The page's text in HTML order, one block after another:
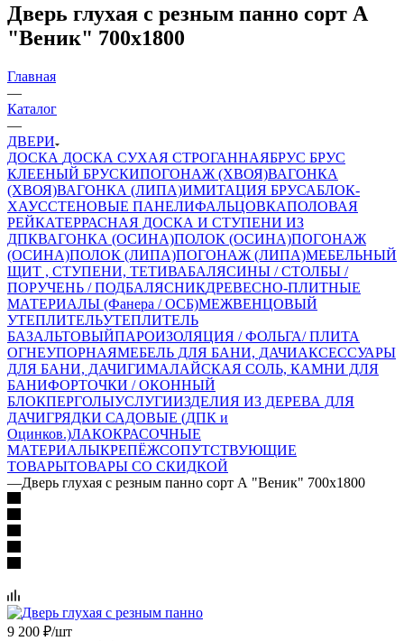
Дверь глухая с резным панно сорт А
"Веник" 700х1800
Главная
—
Каталог
—
ДВЕРИ
ДОСКА ДОСКА СУХАЯ СТРОГАННАЯБРУС БРУС
КЛЕЕНЫЙ БРУСКИПОГОНАЖ (ХВОЯ)ВАГОНКА
(ХВОЯ)ВАГОНКА (ЛИПА)ИМИТАЦИЯ БРУСАБЛОК-
ХАУССТЕНОВЫЕ ПАНЕЛИФАЛЬЦОВКАПОЛОВАЯ
РЕЙКАТЕРРАСНАЯ ДОСКА И СТУПЕНИ ИЗ
ДПКВАГОНКА (ОСИНА)ПОЛОК (ОСИНА)ПОГОНАЖ
(ОСИНА)ПОЛОК (ЛИПА)ПОГОНАЖ (ЛИПА)МЕБЕЛЬНЫЙ
ЩИТ , СТУПЕНИ, ТЕТИВАБАЛЯСИНЫ / СТОЛБЫ /
ПОРУЧЕНЬ / ПОДБАЛЯСНИКДРЕВЕСНО-ПЛИТНЫЕ
МАТЕРИАЛЫ (Фанера / ОСБ)МЕЖВЕНЦОВЫЙ
УТЕПЛИТЕЛЬУТЕПЛИТЕЛЬ
БАЗАЛЬТОВЫЙПАРОИЗОЛЯЦИЯ / ФОЛЬГА/ ПЛИТА
ОГНЕУПОРНАЯМЕБЕЛЬ ДЛЯ БАНИ, ДАЧИАКСЕССУАРЫ
ДЛЯ БАНИ, ДАЧИГИМАЛАЙСКАЯ СОЛЬ, КАМНИ ДЛЯ
БАНИФОРТОЧКИ / ОКОННЫЙ
БЛОКПЕРГОЛЫУСЛУГИИЗДЕЛИЯ ИЗ ДЕРЕВА ДЛЯ
ДАЧИГРЯДКИ САДОВЫЕ (ДПК и
Оцинков.)ЛАКОКРАСОЧНЫЕ
МАТЕРИАЛЫКРЕПЁЖСОПУТСТВУЮЩИЕ
ТОВАРЫТОВАРЫ СО СКИДКОЙ
—Дверь глухая с резным панно сорт А "Веник" 700х1800
9 200 ₽/шт